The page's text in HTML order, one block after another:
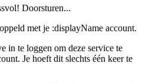
Doorsturen...
met je :displayName account.
in te loggen om deze service te
Je hoeft dit slechts één keer te